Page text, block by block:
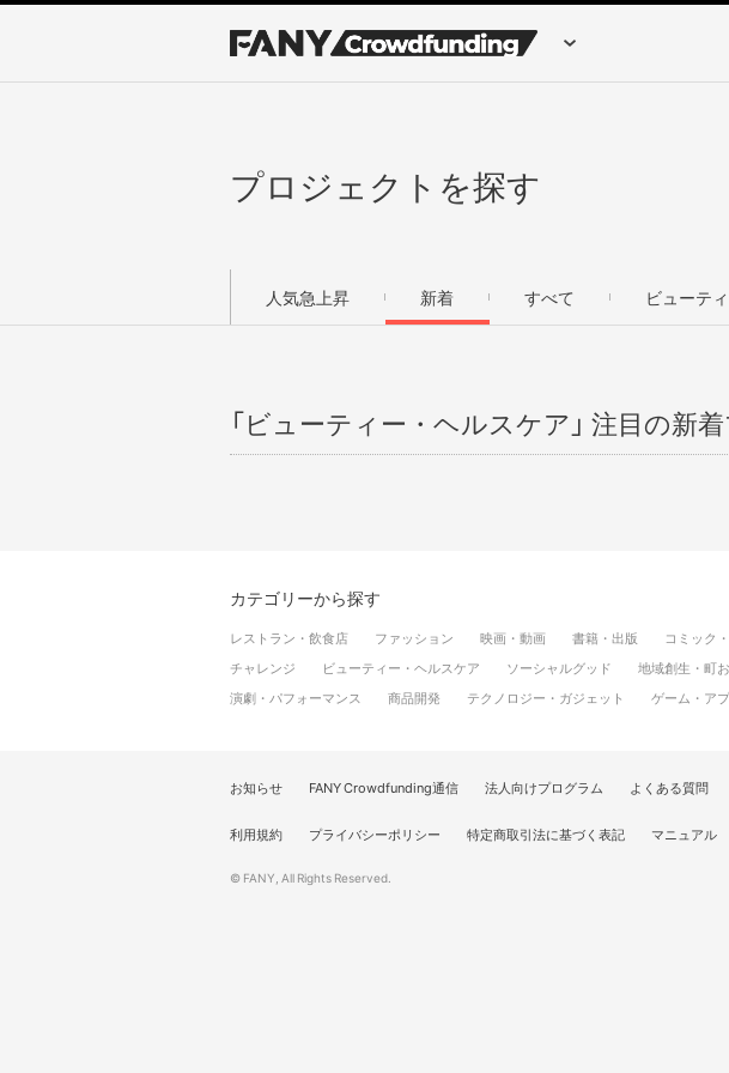
プロジェクトを探す
人気急上昇 新着 すべて ビューテ
「ビューティー・ヘルスケア」 注目の新
カテゴリーから探す
レストラン・飲食店 ファッション 映画・動画 書籍・出版 コミック
チャレンジ
ビューティー・ヘルスケア ソーシャルグッド 地域創生・町
演劇・パフォーマンス
商品開発 テクノロジー・ガジェット ゲーム・ア
お知らせ FANY Crowdfunding通信 法人向けプログラム よくある質問
利用規約 プライバシーポリシー 特定商取引法に基づく表記 マニュアル
© FANY, All Rights Reserved.